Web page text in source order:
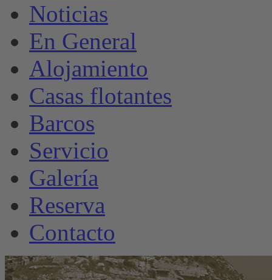
Noticias
En General
Alojamiento
Casas flotantes
Barcos
Servicio
Galería
Reserva
Contacto